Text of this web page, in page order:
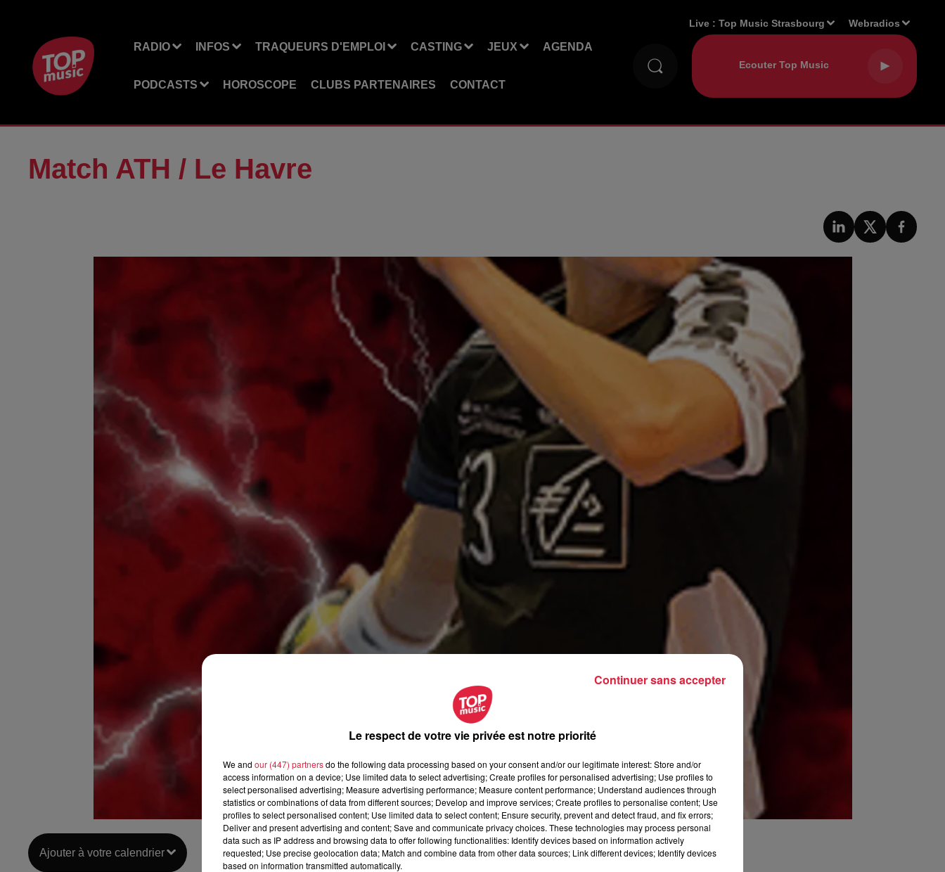
RADIO INFOS TRAQUEURS D'EMPLOI CASTING JEUX AGENDA
PODCASTS HOROSCOPE CLUBS PARTENAIRES CONTACT
Live :Top Music Strasbourg Webradios
Match ATH / Le Havre
Ajouter à votre calendrier
Le respect de votre vie privée est notre priorité
We and our (447) partnersdo the following data processing based on your consent and/or our legitimate interest: Store and/or
access information on a device; Use limited data to select advertising; Create profiles for personalised advertising; Use profiles to
select personalised advertising; Measure advertising performance; Measure content performance; Understand audiences through
statistics or combinations of data from different sources; Develop and improve services; Create profiles to personalise content; Use
profiles to select personalised content; Use limited data to select content; Ensure security, prevent and detect fraud, and fix errors;
Deliver and present advertising and content; Save and communicate privacy choices. These technologies may process personal
data such as IP address and browsing data to offer following functionalities: Identify devices based on information actively
requested; Use precise geolocation data; Match and combine data from other data sources; Link different devices; Identify devices
based on information transmitted automatically.
Continuer sans accepter